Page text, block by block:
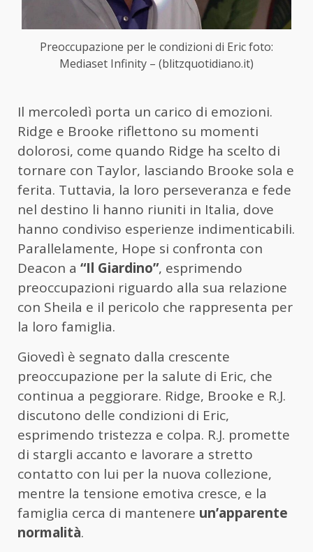
Preoccupazione per le condizioni di Eric foto:
Mediaset Infinity – (blitzquotidiano.it)
Il mercoledì porta un carico di emozioni.
Ridge e Brooke riflettono su momenti
dolorosi, come quando Ridge ha scelto di
tornare con Taylor, lasciando Brooke sola e
ferita. Tuttavia, la loro perseveranza e fede
nel destino li hanno riuniti in Italia, dove
hanno condiviso esperienze indimenticabili.
Parallelamente, Hope si confronta con
Deacon a “Il Giardino”, esprimendo
preoccupazioni riguardo alla sua relazione
con Sheila e il pericolo che rappresenta per
la loro famiglia.
Giovedì è segnato dalla crescente
preoccupazione per la salute di Eric, che
continua a peggiorare. Ridge, Brooke e R.J.
discutono delle condizioni di Eric,
esprimendo tristezza e colpa. R.J. promette
di stargli accanto e lavorare a stretto
contatto con lui per la nuova collezione,
mentre la tensione emotiva cresce, e la
famiglia cerca di mantenere un’apparente
normalità.